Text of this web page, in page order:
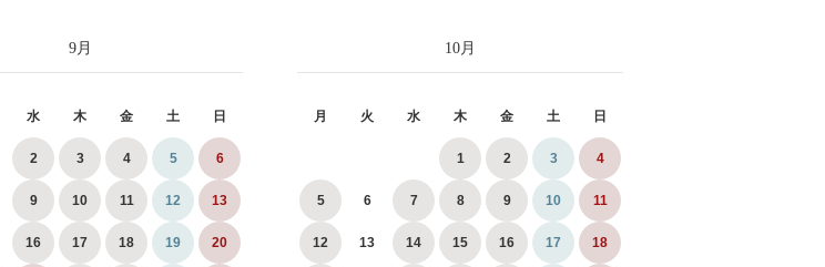
9月
水 木 金 土 日
2 3 4 5 6
9 10 11 12 13
16 17 18 19 20
10月
月 火 水 木 金 土 日
1 2 3 4
5 6 7 8 9 10 11
12 13 14 15 16 17 18